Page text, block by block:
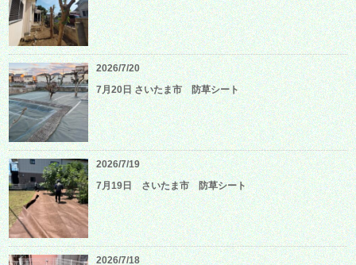
2026/7/20
7月20日 さいたま市 防草シート
2026/7/19
7月19日 さいたま市 防草シート
2026/7/18